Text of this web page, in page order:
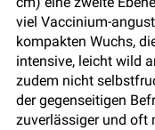
viel Vaccinium-
kompakten Wuchs,
intensive, leicht wild
zudem nicht
der gegenseitigen
zuverlässiger und oft